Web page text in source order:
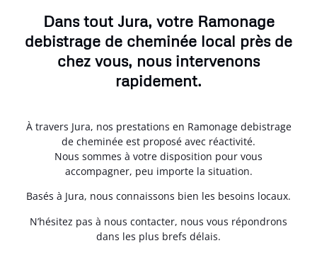
Dans tout Jura, votre Ramonage
debistrage de cheminée local près de
chez vous, nous intervenons
rapidement.
À travers Jura, nos prestations en Ramonage debistrage
de cheminée est proposé avec réactivité.
Nous sommes à votre disposition pour vous
accompagner, peu importe la situation.
Basés à Jura, nous connaissons bien les besoins locaux.
N’hésitez pas à nous contacter, nous vous répondrons
dans les plus brefs délais.